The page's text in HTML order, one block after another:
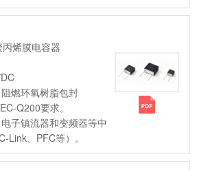
烯膜电容器
燃环氧树脂包封
Q200要求。
子镇流器和变频器等中
Link、PFC等）。